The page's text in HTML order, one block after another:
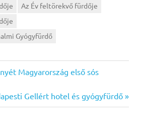
Az Év feltörekvő fürdője
Gyógyfürdő
Magyarország első sós
Gellért hotel és gyógyfürdő